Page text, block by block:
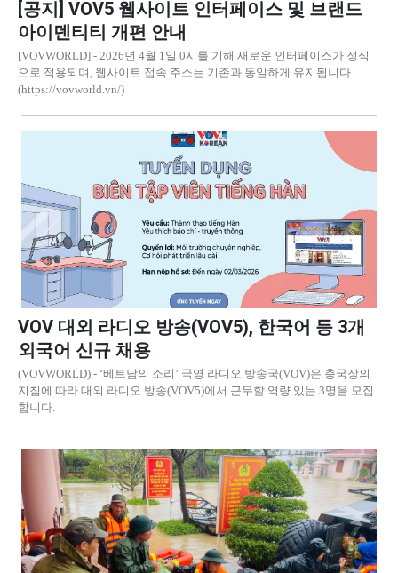
[공지] VOV5 웹사이트 인터페이스 및 브랜드
아이덴티티 개편 안내
[VOVWORLD] - 2026년 4월 1일 0시를 기해 새로운 인터페이스가 정식
으로 적용되며, 웹사이트 접속 주소는 기존과 동일하게 유지됩니다.
(https://vovworld.vn/)
VOV 대외 라디오 방송(VOV5), 한국어 등 3개
외국어 신규 채용
(VOVWORLD) - ‘베트남의 소리’ 국영 라디오 방송국(VOV)은 총국장의
지침에 따라 대외 라디오 방송(VOV5)에서 근무할 역량 있는 3명을 모집
합니다.